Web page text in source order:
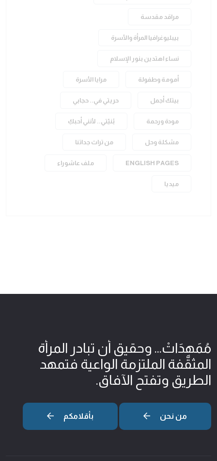
مراقد مقدسة
بيبليوغرافيا المرأة والأسرة
نساء اهتدين بنور الإسلام
أمومة وطفولة مرايا الأسرة
بيتك أجمل حريتي في.. حجابي
مودة ورحمة بُنيّتي.. لأنني أحبكِ
مشكلة وحل من تراث جداتنا
ENGLISH PAGES ملف عاشوراء
ميديا
مُمَهِدَاتْ... وحقيق أن تبادر المرأة
المثقّفة الملتزمة الواعية فتمهد
الطريق وتفتح الآفاق.
من نحن بأقلامكم